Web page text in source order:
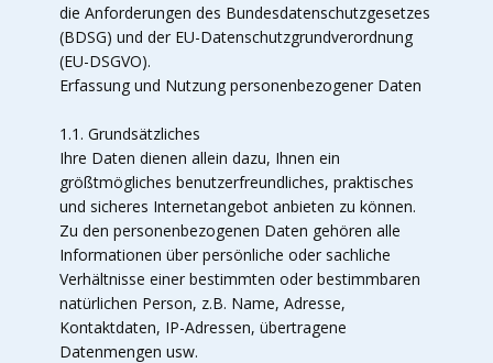
die Anforderungen des Bundesdatenschutzgesetzes
(BDSG) und der EU-Datenschutzgrundverordnung
(EU-DSGVO).
Erfassung und Nutzung personenbezogener Daten
1.1. Grundsätzliches
Ihre Daten dienen allein dazu, Ihnen ein
größtmögliches benutzerfreundliches, praktisches
und sicheres Internetangebot anbieten zu können.
Zu den personenbezogenen Daten gehören alle
Informationen über persönliche oder sachliche
Verhältnisse einer bestimmten oder bestimmbaren
natürlichen Person, z.B. Name, Adresse,
Kontaktdaten, IP-Adressen, übertragene
Datenmengen usw.